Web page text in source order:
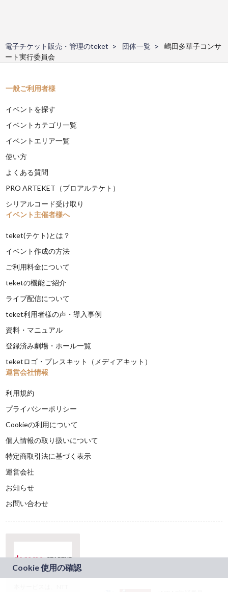
電子チケット販売・管理のteket 団体一覧
嶋田多華子コンサ
ート実行委員会
一般ご利用者様
イベントを探す
イベントカテゴリ一覧
イベントエリア一覧
使い方
よくある質問
PRO ARTEKET（プロアルテケト）
シリアルコード受け取り
イベント主催者様へ
teket(テケト)とは？
イベント作成の方法
ご利用料金について
teketの機能ご紹介
ライブ配信について
teket利用者様の声・導入事例
資料・マニュアル
登録済み劇場・ホール一覧
teketロゴ・プレスキット（メディアキット）
運営会社情報
利用規約
プライバシーポリシー
Cookieの利用について
個人情報の取り扱いについて
特定商取引法に基づく表示
運営会社
お知らせ
お問い合わせ